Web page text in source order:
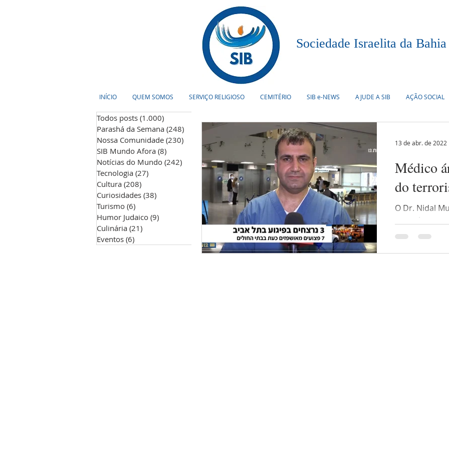
Sociedade Israelita da Bahia
INÍCIO QUEM SOMOS SERVIÇO RELIGIOSO CEMITÉRIO SIB e-NEWS AJUDE A SIB AÇÃO SOCIAL
Todos posts (1.000)
Parashá da Semana (248) 248 posts
Nossa Comunidade (230) 230 posts
SIB Mundo Afora (8)
Notícias do Mundo (242) 242 posts
Tecnologia (27)
Cultura (208)
Curiosidades (38)
Turismo (6)
Humor Judaico (9)
Culinária (21)
Eventos (6)
Médico
do
O Dr. Nidal
um colega
Sourasky
13 de abr. de 2022